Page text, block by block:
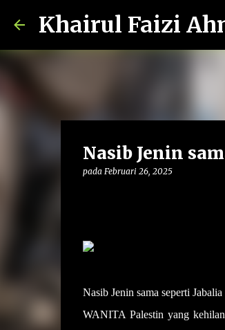
Khairul Faizi
Nasib Jenin
pada Februari 26, 2025
Nasib Jenin sama seperti Jabalia
WANITA Palestin yang